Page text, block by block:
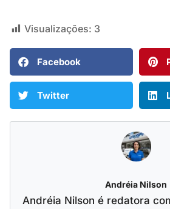
Visualizações: 3
Facebook
Twitter
Andréia Nilson
Andréia Nilson é redatora